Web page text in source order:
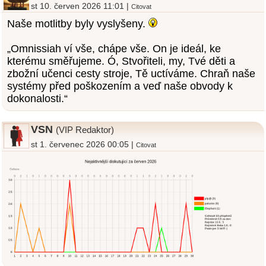
st 10. červen 2026 11:01 |Citovat
Naše motlitby byly vyslyšeny.
„Omnissiah ví vše, chápe vše. On je ideál, ke
kterému směřujeme. Ó, Stvořiteli, my, Tvé děti a
zbožní učenci cesty stroje, Tě uctíváme. Chraň naše
systémy před poškozením a veď naše obvody k
dokonalosti.“
VSN (VIP Redaktor)
st 1. červenec 2026 00:05 |Citovat